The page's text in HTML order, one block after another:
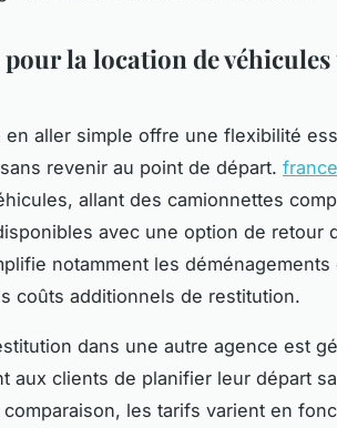
la location de
en aller simple offre une flexibilité
revenir au point de départ.
allant des camionnettes
avec une option de retour
notamment les déménagements
coûts additionnels de restitution.
dans une autre agence est
aux clients de planifier leur départ
les tarifs varient en